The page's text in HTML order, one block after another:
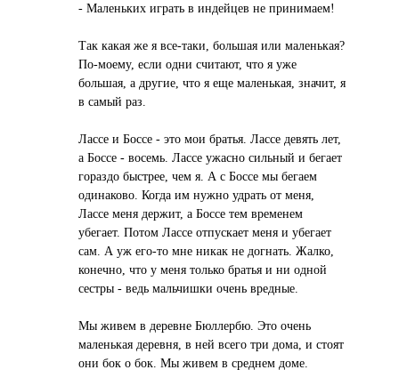
- Маленьких играть в индейцев не принимаем!
Так какая же я все-таки, большая или маленькая?
По-моему, если одни считают, что я уже
большая, а другие, что я еще маленькая, значит, я
в самый раз.
Лассе и Боссе - это мои братья. Лассе девять лет,
а Боссе - восемь. Лассе ужасно сильный и бегает
гораздо быстрее, чем я. А с Боссе мы бегаем
одинаково. Когда им нужно удрать от меня,
Лассе меня держит, а Боссе тем временем
убегает. Потом Лассе отпускает меня и убегает
сам. А уж его-то мне никак не догнать. Жалко,
конечно, что у меня только братья и ни одной
сестры - ведь мальчишки очень вредные.
Мы живем в деревне Бюллербю. Это очень
маленькая деревня, в ней всего три дома, и стоят
они бок о бок. Мы живем в среднем доме.